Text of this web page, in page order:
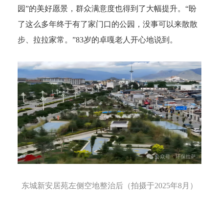
园”的美好愿景，群众满意度也得到了大幅提升。“盼
了这么多年终于有了家门口的公园，没事可以来散散
步、拉拉家常。”83岁的卓嘎老人开心地说到。
东城新安居苑左侧空地整治后（拍摄于2025年8月）